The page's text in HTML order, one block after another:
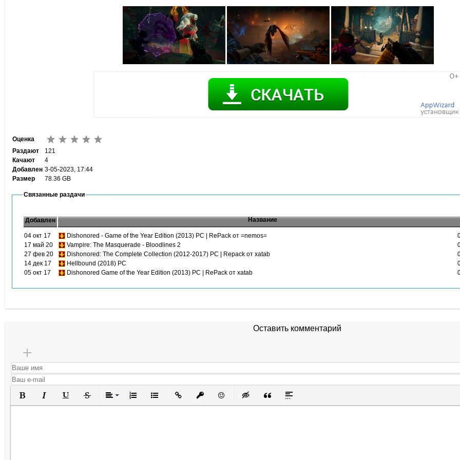
Оценка
Раздают
121
Качают
4
Добавлен 3-05-2023, 17:44
Размер
78.36 GB
Связанные раздачи
Добавлен Название
04 окт 17 Dishonored - Game of the Year Edition (2013) PC | RePack от =nemos=
17 май 20
Vampire: The Masquerade - Bloodlines 2
27 фев 20
Dishonored: The Complete Collection (2012-2017) PC | Repack от xatab
14 дек 17
Hellbound (2018) PC
05 окт 17
Dishonored Game of the Year Edition (2013) PC | RePack от xatab
Оставить комментарий
Полужирный
КурсивПодчеркнутый
ЗачеркнутыйВыравнивание
Нумерованный список
Маркированный список
Вставить ссылку
Вставить защищенную ссылку
Вставить смайлик
Вставка скрытого текста
Вставка цитаты
Вставка спойлера